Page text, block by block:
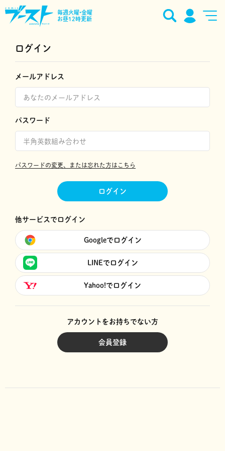
毎週火曜•金曜
お昼12時更新
ログイン
メールアドレス
パスワード
パスワードの変更、または忘れた方はこちら
ログイン
他サービスでログイン
Googleでログイン
LINEでログイン
Yahoo!でログイン
アカウントをお持ちでない方
会員登録